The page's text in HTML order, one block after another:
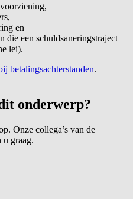
en
die een schuldsaneringstraject
lei).
betalingsachterstanden.
onderwerp?
Onze collega’s van de
u graag.